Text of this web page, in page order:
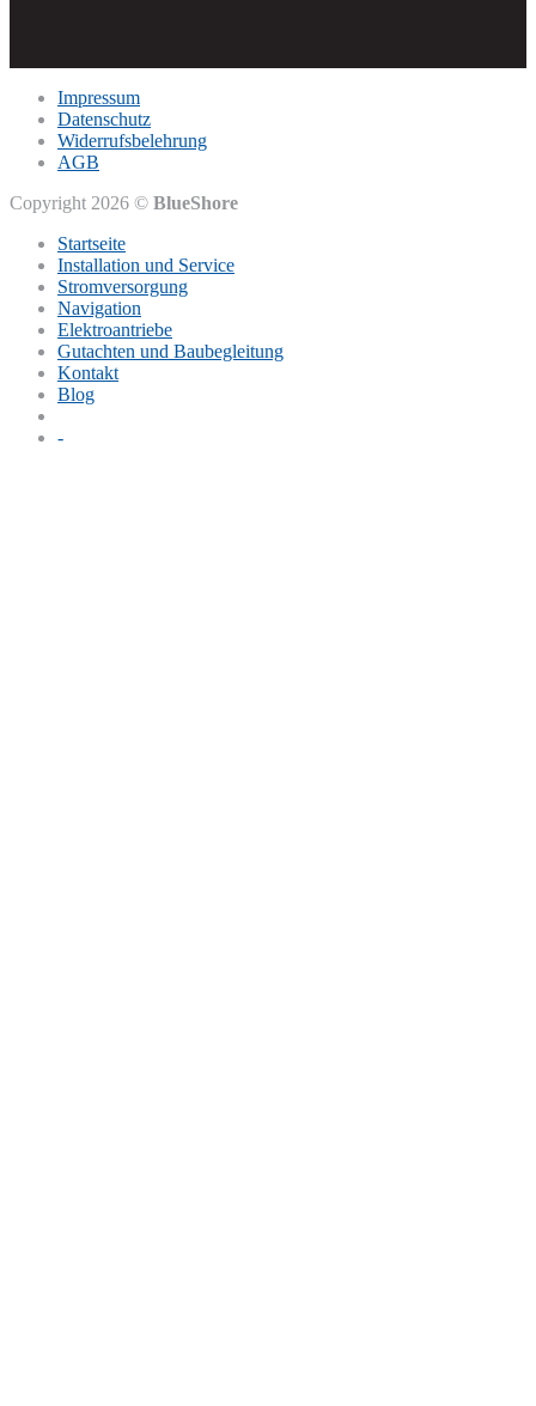
Impressum
Datenschutz
Widerrufsbelehrung
AGB
Copyright 2026 © BlueShore
Startseite
Installation und Service
Stromversorgung
Navigation
Elektroantriebe
Gutachten und Baubegleitung
Kontakt
Blog
-